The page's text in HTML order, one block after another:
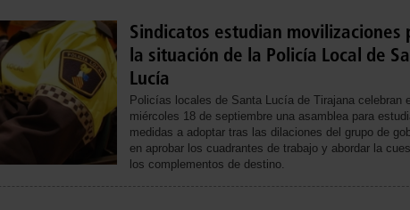
Sindicatos estudian movilizaciones
la situación de la Policía Local de
Lucía
Policías locales de Santa Lucía de Tirajana celebran
miércoles 18 de septiembre una asamblea para
medidas a adoptar tras las dilaciones del grupo de
en aprobar los cuadrantes de trabajo y abordar la
los complementos de destino.